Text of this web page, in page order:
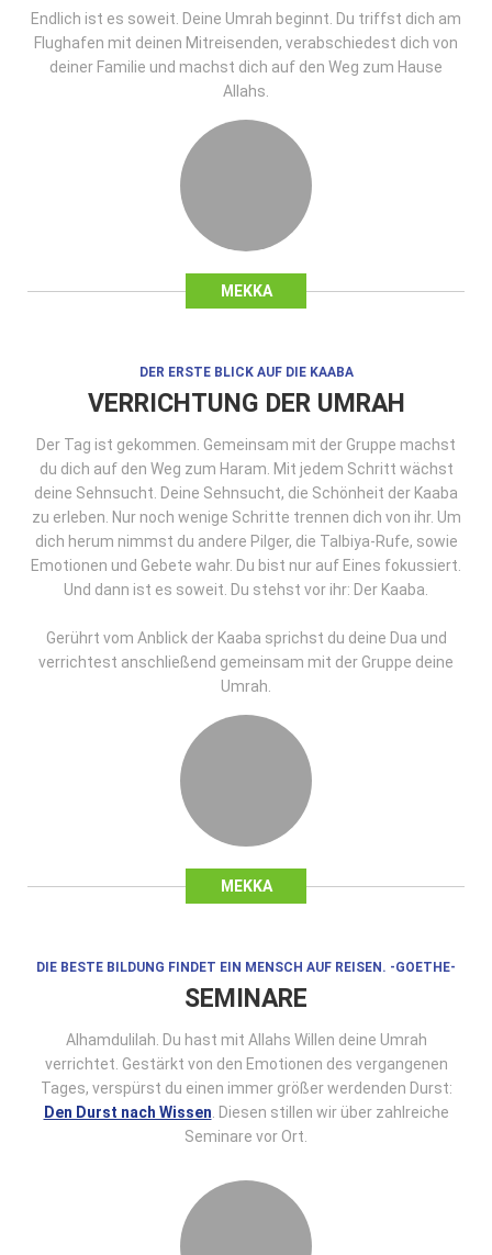
MEKKA
Endlich ist es soweit. Deine Umrah beginnt. Du triffst dich am
Flughafen mit deinen Mitreisenden, verabschiedest dich von
deiner Familie und machst dich auf den Weg zum Hause
Allahs.
MEKKA
DER ERSTE BLICK AUF DIE KAABA
VERRICHTUNG DER UMRAH
Der Tag ist gekommen. Gemeinsam mit der Gruppe machst
du dich auf den Weg zum Haram. Mit jedem Schritt wächst
deine Sehnsucht. Deine Sehnsucht, die Schönheit der Kaaba
zu erleben. Nur noch wenige Schritte trennen dich von ihr. Um
dich herum nimmst du andere Pilger, die Talbiya-Rufe, sowie
Emotionen und Gebete wahr. Du bist nur auf Eines fokussiert.
Und dann ist es soweit. Du stehst vor ihr: Der Kaaba.
Gerührt vom Anblick der Kaaba sprichst du deine Dua und
verrichtest anschließend gemeinsam mit der Gruppe deine
Umrah.
DIE BESTE BILDUNG FINDET EIN MENSCH AUF REISEN. -GOETHE-
SEMINARE
Alhamdulilah. Du hast mit Allahs Willen deine Umrah
verrichtet. Gestärkt von den Emotionen des vergangenen
Tages, verspürst du einen immer größer werdenden Durst:
Den Durst nach Wissen . Diesen stillen wir über zahlreiche
Seminare vor Ort.